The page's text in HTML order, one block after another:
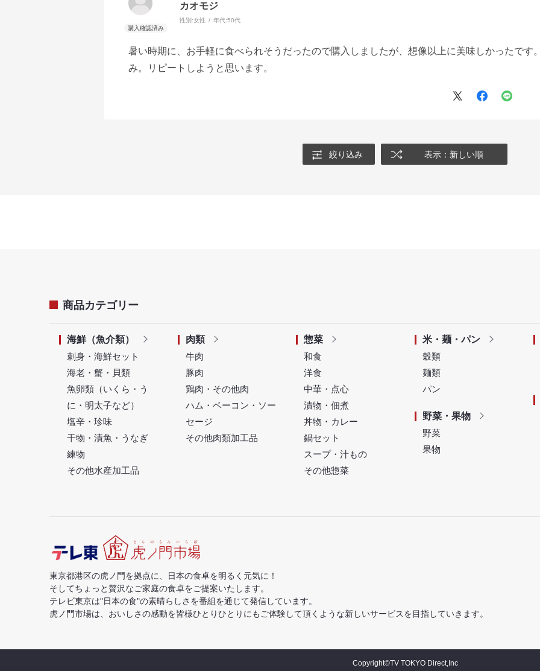
カオモジ
性別:女性 年代:50代
暑い時期に、お手軽に食べられそうだったので購入しましたが、想像以上に美味しかったです
み。リピートしようと思います。
絞り込み 表示：新しい順
商品カテゴリー
海鮮（魚介類）
刺身・海鮮セット
海老・蟹・貝類
魚卵類（いくら・う
に・明太子など）
塩辛・珍味
干物・漬魚・うなぎ
練物
その他水産加工品
肉類
牛肉
豚肉
鶏肉・その他肉
ハム・ベーコン・ソー
セージ
その他肉類加工品
惣菜
和食
洋食
中華・点心
漬物・佃煮
丼物・カレー
鍋セット
スープ・汁もの
その他惣菜
米・麺・パン
穀類
麺類
パン
野菜・果物
野菜
果物
東京都港区の虎ノ門を拠点に、日本の食卓を明るく元気に！
そしてちょっと贅沢なご家庭の食卓をご提案いたします。
テレビ東京は"日本の食"の素晴らしさを番組を通じて発信しています。
虎ノ門市場は、おいしさの感動を皆様ひとりひとりにもご体験して頂くような新しいサービスを目指していきます。
Copyright©TV TOKYO Direct,Inc